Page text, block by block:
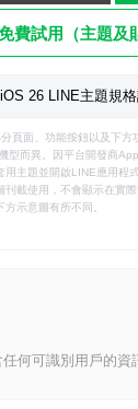
費試用（主題及
26 LINE主題規格
頁面、功能按鈕以及下方
型而異。因平台開發商
用主題並開啟LINE應用程
刊載使用，不會顯示在實
示意圖有所不同。
何可識別用戶的資